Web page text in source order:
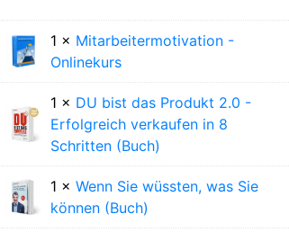
Preis
war:
€549,00
Preis
ist:
1 × Mitarbeitermotivation -
Onlinekurs
1 × DU bist das Produkt 2.0 -
Erfolgreich verkaufen in 8
Schritten (Buch)
1 ×Wenn Sie wüssten, was Sie
können (Buch)